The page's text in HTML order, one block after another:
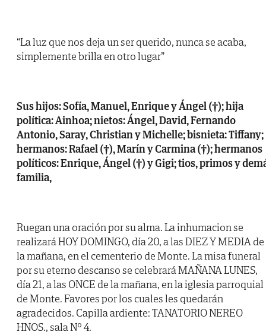
“La luz que nos deja un ser querido, nunca se acaba,
simplemente brilla en otro lugar”
Sus hijos: Sofía, Manuel, Enrique y Ángel (†); hija
política: Ainhoa; nietos: Ángel, David, Fernando
Antonio, Saray, Christian y Michelle; bisnieta: Tiffany;
hermanos: Rafael (†), Marín y Carmina (†); hermanos
políticos: Enrique, Ángel (†) y Gigi; tios, primos y
familia,
Ruegan una oración por su alma. La inhumacion se
realizará HOY DOMINGO, día 20, a las DIEZ Y MEDIA de
la mañana, en el cementerio de Monte. La misa funeral
por su eterno descanso se celebrará MAÑANA LUNES,
día 21, a las ONCE de la mañana, en la iglesia parroquial
de Monte. Favores por los cuales les quedarán
agradecidos. Capilla ardiente: TANATORIO NEREO
HNOS., sala Nº 4.